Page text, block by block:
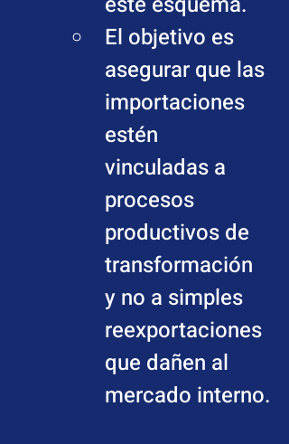
El objetivo es
asegurar que las
importaciones
estén
vinculadas a
procesos
productivos de
transformación
y no a simples
reexportaciones
que dañen al
mercado interno.